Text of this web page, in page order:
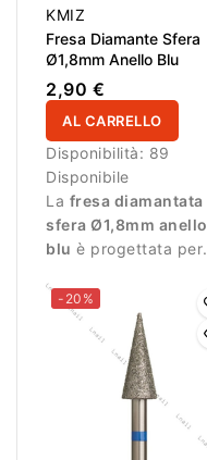
KMIZ
Fresa Diamante Sfera
Ø1,8mm Anello Blu
2,90 €
AL CARRELLO
Disponibilità: 89
Disponibile
La fresa diamantata
sfera Ø1,8mm anello
blu è progettata per
durante la manicure.
-20%